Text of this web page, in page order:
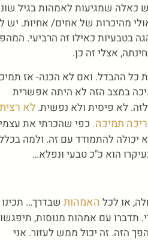
כאלה שמגיעות לאמהות בגיל
מהיכרות של אחים/ אחיות. יש
בטבעיות כאילו זה הרביעי.
אצלי זה כן.
כל ההבדל. ואם לא הכנה- אז
במצב הזה לא היתה אפשרית
לזה. לא פיסית ולא נפשית. לא
תמיכה. כפי שהכרתי את עצמי
יכולה להתמודד עם זה. ולמה
הוא כ"כ טבעי ונפלא…
או לכל האמהות שבדרך… תכינו
תדברו עם אמהות מנוסות,
הזה. זה יכול ממש לעזור. אני